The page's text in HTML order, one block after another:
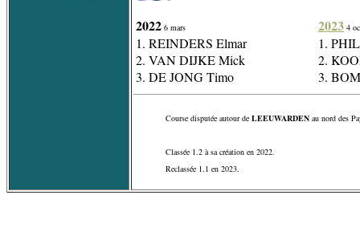
2022 6 mars
1. REINDERS Elmar
2. VAN DIJKE Mick
3. DE JONG Timo
2023 4
1.
2.
3.
Course disputée autour de LEEUWARDEN au nord des
Classée 1.2 à sa création en 2022.
Reclassée 1.1 en 2023.